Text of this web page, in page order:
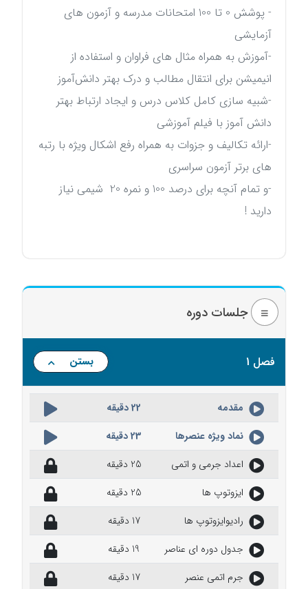
- پوشش 0 تا 100 امتحانات مدرسه و آزمون های
آزمایشی
-آموزش به همراه مثال های فراوان و استفاده از
انیمیشن برای انتقال مطالب و درک بهتر دانش‌آموز
-شبیه سازی کامل کلاس درس و ایجاد ارتباط بهتر
دانش آموز با فیلم آموزشی
-ارائه تکالیف و جزوات به همراه رفع اشکال ویژه با رتبه
های برتر آزمون سراسری
-و تمام آنچه برای درصد 100 و نمره 20 شیمی نیاز
دارید !
جلسات دوره
فصل 1 بستن
مقدمه
22 دقیقه
نماد ویژه عنصرها
23 دقیقه
اعداد جرمی و اتمی
25 دقیقه
ایزوتوپ ها
25 دقیقه
رادیوایزوتوپ ها
17 دقیقه
جدول دوره ای عناصر
19 دقیقه
جرم اتمی عنصر
17 دقیقه